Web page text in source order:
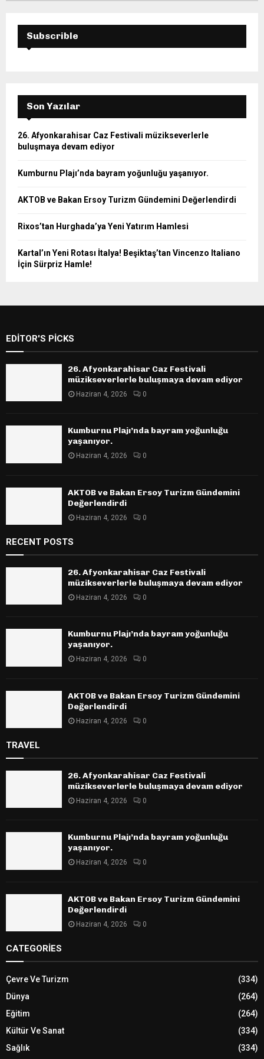
Subscrible
Son Yazılar
26. Afyonkarahisar Caz Festivali müzikseverlerle
buluşmaya devam ediyor
Kumburnu Plajı’nda bayram yoğunluğu yaşanıyor.
AKTOB ve Bakan Ersoy Turizm Gündemini Değerlendirdi
Rixos’tan Hurghada’ya Yeni Yatırım Hamlesi
Kartal’ın Yeni Rotası İtalya! Beşiktaş’tan Vincenzo Italiano
İçin Sürpriz Hamle!
EDITOR'S PICKS
26. Afyonkarahisar Caz Festivali
müzikseverlerle buluşmaya devam ediyor
Haziran 4, 2026 0
Kumburnu Plajı’nda bayram yoğunluğu
yaşanıyor.
Haziran 4, 2026 0
AKTOB ve Bakan Ersoy Turizm Gündemini
Değerlendirdi
Haziran 4, 2026 0
RECENT POSTS
26. Afyonkarahisar Caz Festivali
müzikseverlerle buluşmaya devam ediyor
Haziran 4, 2026 0
Kumburnu Plajı’nda bayram yoğunluğu
yaşanıyor.
Haziran 4, 2026 0
AKTOB ve Bakan Ersoy Turizm Gündemini
Değerlendirdi
Haziran 4, 2026 0
TRAVEL
26. Afyonkarahisar Caz Festivali
müzikseverlerle buluşmaya devam ediyor
Haziran 4, 2026 0
Kumburnu Plajı’nda bayram yoğunluğu
yaşanıyor.
Haziran 4, 2026 0
AKTOB ve Bakan Ersoy Turizm Gündemini
Değerlendirdi
Haziran 4, 2026 0
CATEGORIES
Çevre Ve Turizm
(334)
Dünya
(264)
Eğitim
(264)
Kültür Ve Sanat
(334)
Sağlık
(334)